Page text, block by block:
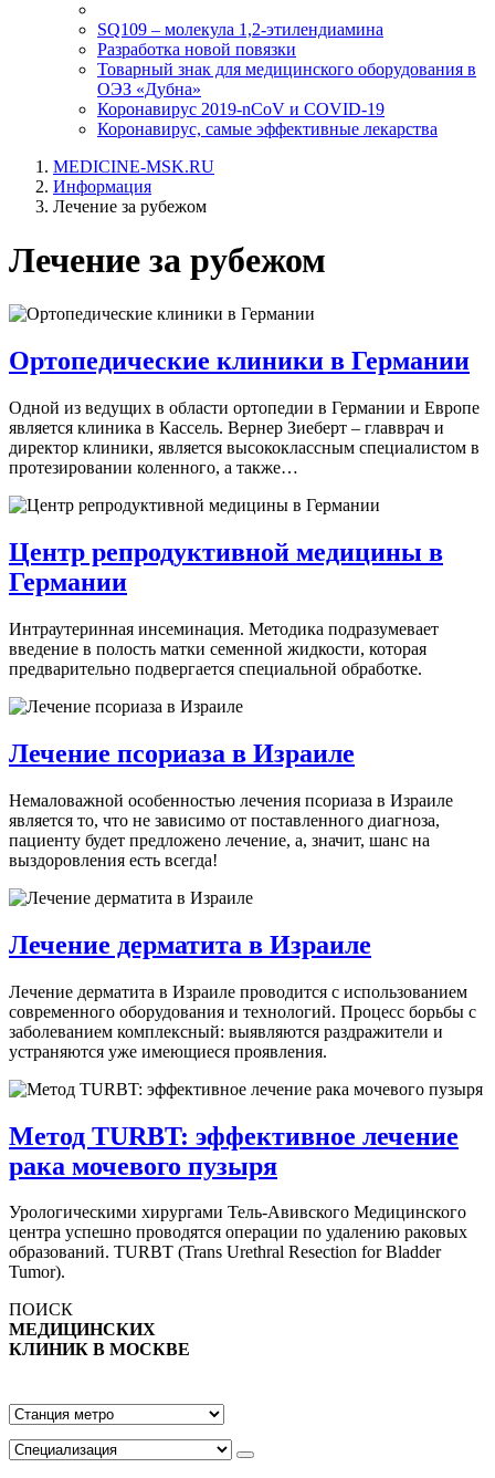
SQ109 – молекула 1,2-этилендиамина
Разработка новой повязки
Товарный знак для медицинского оборудования в
ОЭЗ «Дубна»
Коронавирус 2019-nCoV и COVID-19
Коронавирус, самые эффективные лекарства
MEDICINE-MSK.RU
Информация
Лечение за рубежом
Лечение за рубежом
Ортопедические клиники в Германии
Одной из ведущих в области ортопедии в Германии и Европе
является клиника в Кассель. Вернер Зиеберт – главврач и
директор клиники, является высококлассным специалистом в
протезировании коленного, а также…
Центр репродуктивной медицины в
Германии
Интраутеринная инсеминация. Методика подразумевает
введение в полость матки семенной жидкости, которая
предварительно подвергается специальной обработке.
Лечение псориаза в Израиле
Немаловажной особенностью лечения псориаза в Израиле
является то, что не зависимо от поставленного диагноза,
пациенту будет предложено лечение, а, значит, шанс на
выздоровления есть всегда!
Лечение дерматита в Израиле
Лечение дерматита в Израиле проводится с использованием
современного оборудования и технологий. Процесс борьбы с
заболеванием комплексный: выявляются раздражители и
устраняются уже имеющиеся проявления.
Метод TURBT: эффективное лечение
рака мочевого пузыря
Урологическими хирургами Тель-Авивского Медицинского
центра успешно проводятся операции по удалению раковых
образований. TURBT (Trans Urethral Resection for Bladder
Tumor).
ПОИСК
МЕДИЦИНСКИХ
КЛИНИК В МОСКВЕ